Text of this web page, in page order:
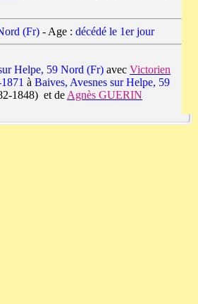
(Fr) - Age : décédé le 1er jour
Helpe, 59 Nord (Fr) avec Victorien
à Baives, Avesnes sur Helpe, 59
1848) et de Agnès GUERIN